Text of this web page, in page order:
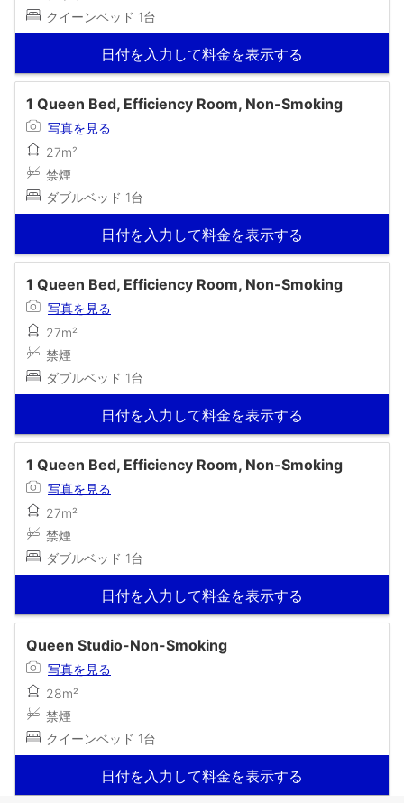
クイーンベッド 1台
日付を入力して料金を表示する
1 Queen Bed, Efficiency Room, Non-Smoking
写真を見る
27m²
禁煙
ダブルベッド 1台
日付を入力して料金を表示する
1 Queen Bed, Efficiency Room, Non-Smoking
写真を見る
27m²
禁煙
ダブルベッド 1台
日付を入力して料金を表示する
1 Queen Bed, Efficiency Room, Non-Smoking
写真を見る
27m²
禁煙
ダブルベッド 1台
日付を入力して料金を表示する
Queen Studio-Non-Smoking
写真を見る
28m²
禁煙
クイーンベッド 1台
日付を入力して料金を表示する